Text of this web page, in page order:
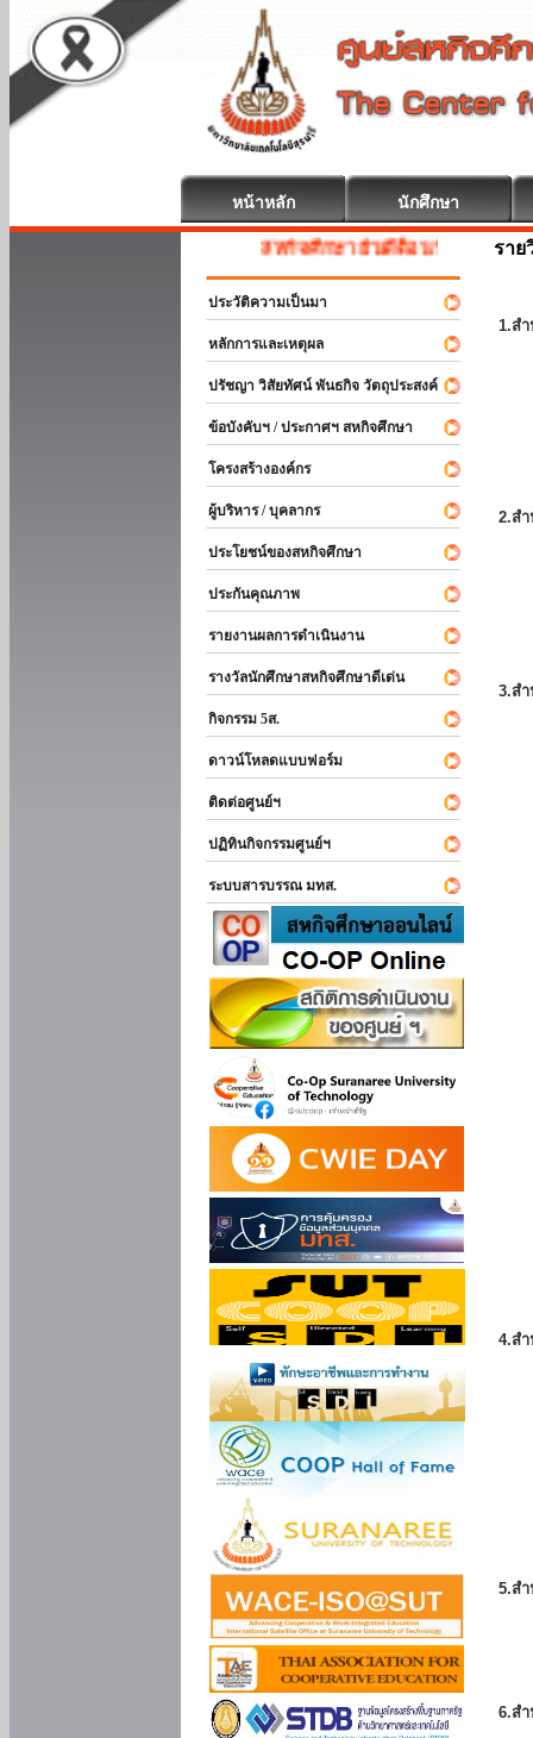
หน้าหลัก นักศึกษา
สหกิจศึกษา ยินดีต้อนรับ
ประวัติความเป็นมา
หลักการและเหตุผล
ปรัชญา วิสัยทัศน์ พันธกิจ วัตถุประสงค์
ข้อบังคับฯ / ประกาศฯ สหกิจศึกษา
โครงสร้างองค์กร
ผู้บริหาร / บุคลากร
ประโยชน์ของสหกิจศึกษา
ประกันคุณภาพ
รายงานผลการดำเนินงาน
รางวัลนักศึกษาสหกิจศึกษาดีเด่น
กิจกรรม 5ส.
ดาวน์โหลดแบบฟอร์ม
ติดต่อศูนย์ฯ
ปฏิทินกิจกรรมศูนย์ฯ
ระบบสารบรรณ มทส.
ราย
1.ส
2.ส
3.ส
4.ส
5.ส
6.ส